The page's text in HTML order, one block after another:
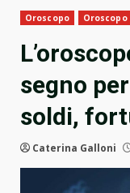
Oroscopo
segno
soldi,
Caterina Galloni